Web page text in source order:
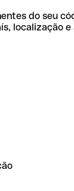
do seu
localização e